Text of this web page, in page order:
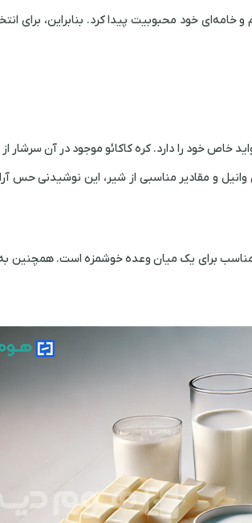
خود محبوبیت پیدا کرد. بنابراین، برای
خاص خود را دارد. کره کاکائو موجود در آن سرشار
و مقادیر مناسبی از شیر، این نوشیدنی حس
مناسب برای یک میان ‌وعده خوشمزه است. همچنین